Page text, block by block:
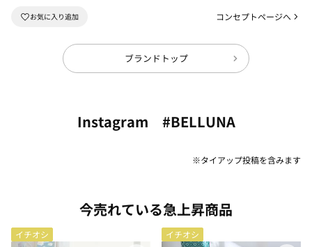
コンセプトページへ
ブランドトップ
Instagram #BELLUNA
※タイアップ投稿を含みます
今売れている急上昇商品
イチオシ イチオシ